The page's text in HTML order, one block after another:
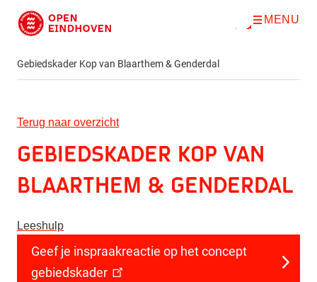
Direct naar de inhoud
O
MENU
Gebiedskader Kop van Blaarthem & Genderdal
Terug naar overzicht
Gebiedskader Kop van
Blaarthem & Genderdal
Leeshulp
Geef je inspraakreactie op het concept
gebiedskader